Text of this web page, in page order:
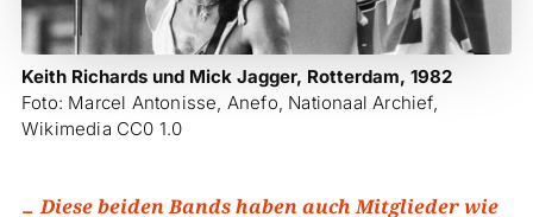
Keith Richards und Mick Jagger, Rotterdam, 1982
Foto: Marcel Antonisse, Anefo, Nationaal Archief,
Wikimedia CC0 1.0
Diese beiden Bands haben auch Mitglieder wie